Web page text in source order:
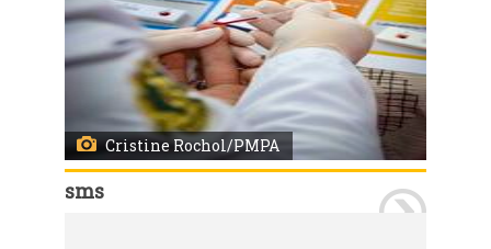
Cristine Rochol/PMPA
sms